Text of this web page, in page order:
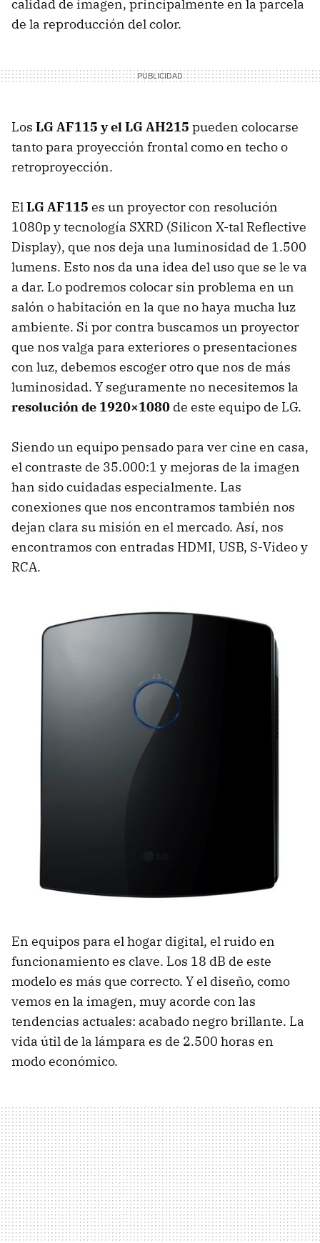
calidad de imagen, principalmente en la parcela
de la reproducción del color.
Los LG AF115 y el LG AH215 pueden colocarse
tanto para proyección frontal como en techo o
retroproyección.
ElLG AF115 es un proyector con resolución
1080p y tecnología SXRD (Silicon X-tal Reflective
Display), que nos deja una luminosidad de 1.500
lumens. Esto nos da una idea del uso que se le va
a dar. Lo podremos colocar sin problema en un
salón o habitación en la que no haya mucha luz
ambiente. Si por contra buscamos un proyector
que nos valga para exteriores o presentaciones
con luz, debemos escoger otro que nos de más
luminosidad. Y seguramente no necesitemos la
resolución de 1920×1080 de este equipo de LG.
Siendo un equipo pensado para ver cine en casa,
el contraste de 35.000:1 y mejoras de la imagen
han sido cuidadas especialmente. Las
conexiones que nos encontramos también nos
dejan clara su misión en el mercado. Así, nos
encontramos con entradas HDMI, USB, S-Video y
RCA.
En equipos para el hogar digital, el ruido en
funcionamiento es clave. Los 18 dB de este
modelo es más que correcto. Y el diseño, como
vemos en la imagen, muy acorde con las
tendencias actuales: acabado negro brillante. La
vida útil de la lámpara es de 2.500 horas en
modo económico.